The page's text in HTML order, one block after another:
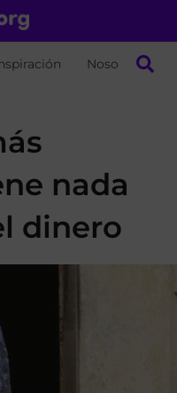
Nosotros
nada
dinero